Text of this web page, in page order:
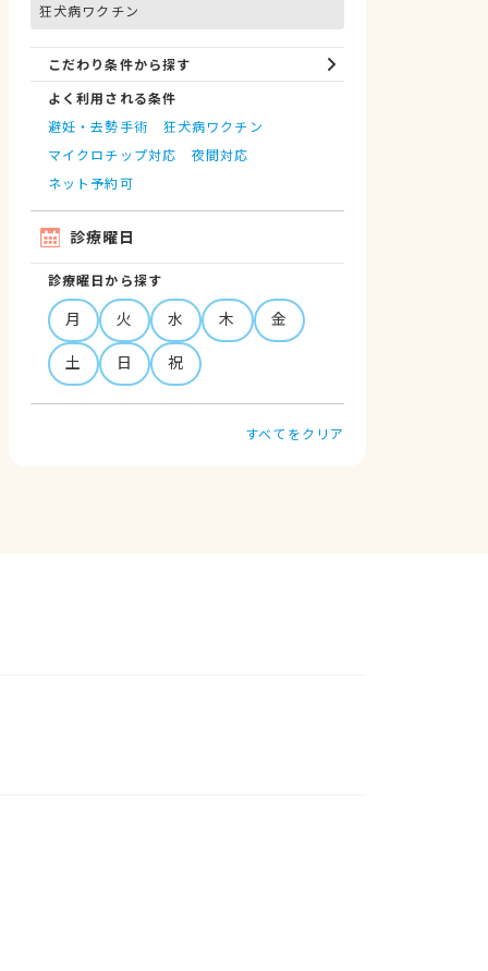
狂犬病ワクチン
こだわり条件から探す
よく利用される条件
避妊・去勢手術
狂犬病ワクチン
マイクロチップ対応
夜間対応
ネット予約可
診療曜日
診療曜日から探す
月 火 水 木
金
土
日 祝
すべてをクリア